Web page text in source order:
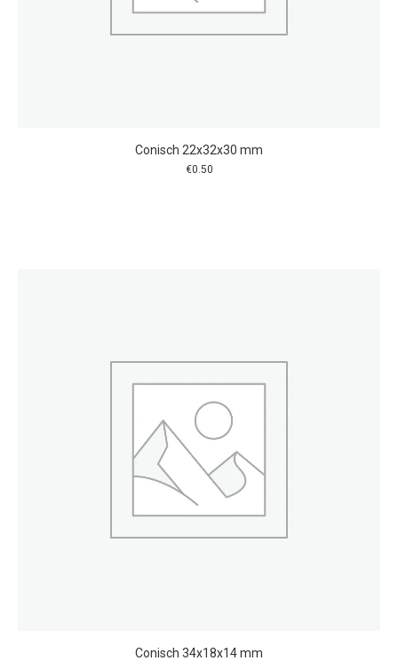
Conisch 22x32x30 mm
€0.50
Conisch 34x18x14 mm